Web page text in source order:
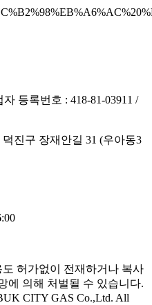
등록번호 : 418-81-03911 /
진구 장재안길 31 (우아동3
허가없이 전재하거나 복사
에 의해 처벌될 수 있습니다.
CITY GAS Co.,Ltd. All